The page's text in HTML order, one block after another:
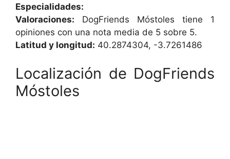
Especialidades:
Valoraciones: DogFriends Móstoles tiene 1
opiniones con una nota media de 5 sobre 5.
Latitud y longitud: 40.2874304, -3.7261486
Localización de DogFriends
Móstoles